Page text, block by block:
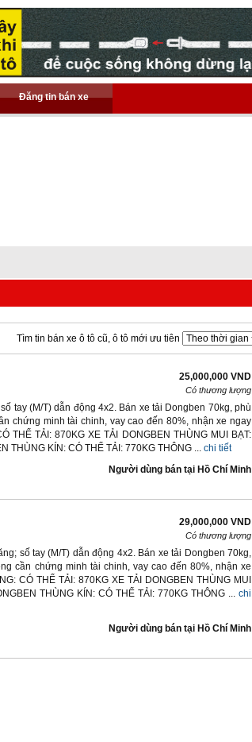
Đăng tin bán xe
Tìm tin bán xe ô tô cũ, ô tô mới ưu tiên
25,000,000 VND
Có thương lượng
tay (M/T) dẫn động 4x2. Bán xe tải Dongben 70kg, phù
chứng minh tài chinh, vay cao đến 80%, nhận xe ngay
THỂ TẢI: 870KG XE TẢI DONGBEN THÙNG MUI BẠT:
THÙNG KÍN: CÓ THỂ TẢI: 770KG THÔNG ... chi tiết
Người dùng bán tại Hồ Chí Minh
29,000,000 VND
Có thương lượng
số tay (M/T) dẫn động 4x2. Bán xe tải Dongben 70kg,
cần chứng minh tài chinh, vay cao đến 80%, nhận xe
CÓ THỂ TẢI: 870KG XE TẢI DONGBEN THÙNG MUI
THÙNG KÍN: CÓ THỂ TẢI: 770KG THÔNG ... chi
Người dùng bán tại Hồ Chí Minh